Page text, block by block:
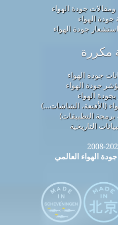
جودة الهواء
جودة الهواء
جودة الهواء
مكررة
جودة الهواء
جودة الهواء
بجودة الهواء
(الأقنعة، الشاشات...)
التاريخية
الهواء العالمي